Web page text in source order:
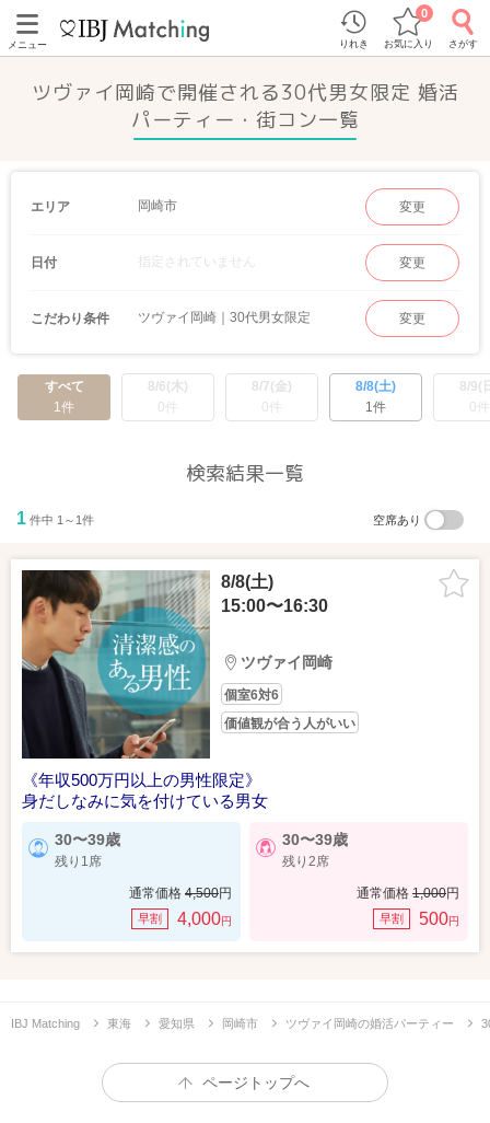
メニュー りれき お気に入り
0
さがす
ツヴァイ岡崎で開催される30代男女限定 婚活
パーティー・街コン一覧
エリア 岡崎市 変更
日付 指定されていません 変更
こだわり条件 ツヴァイ岡崎｜30代男女限定 変更
すべて
1件
8/6(木)
0件
8/7(金)
0件
8/8(土)
1件
8/9(
0件
検索結果一覧
1 件中 1～1件 空席あり
8/8(土)
15:00〜16:30
ツヴァイ岡崎
個室6対6
価値観が合う人がいい
《年収500万円以上の男性限定》
身だしなみに気を付けている男女
30〜39歳
残り1席
通常価格 4,500円
早割 4,000円
30〜39歳
残り2席
通常価格 1,000円
早割 500円
IBJ Matching 東海 愛知県 岡崎市 ツヴァイ岡崎の婚活パーティー
ページトップへ